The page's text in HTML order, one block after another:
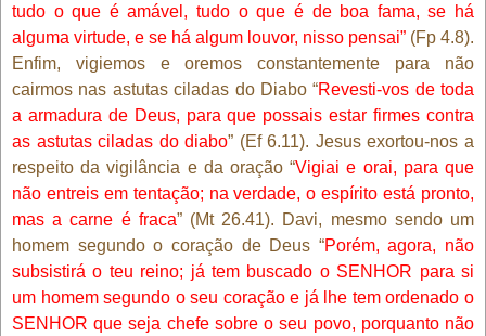
tudo o que é amável, tudo o que é de boa fama, se há
alguma virtude, e se há algum louvor, nisso pensai” (Fp 4.8).
Enfim, vigiemos e oremos constantemente para não
cairmos nas astutas ciladas do Diabo “Revesti-vos de toda
a armadura de Deus, para que possais estar firmes contra
as astutas ciladas do diabo” (Ef 6.11). Jesus exortou-nos a
respeito da vigilância e da oração “Vigiai e orai, para que
não entreis em tentação; na verdade, o espírito está pronto,
mas a carne é fraca” (Mt 26.41). Davi, mesmo sendo um
homem segundo o coração de Deus “Porém, agora, não
subsistirá o teu reino; já tem buscado o SENHOR para si
um homem segundo o seu coração e já lhe tem ordenado o
SENHOR que seja chefe sobre o seu povo, porquanto não